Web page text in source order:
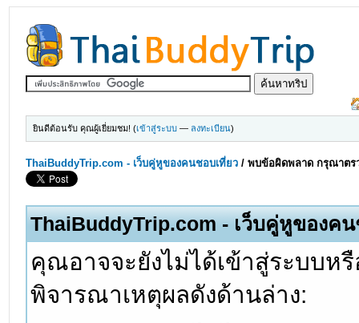
ยินดีต้อนรับ คุณผู้เยี่ยมชม! (เข้าสู่ระบบ — ลงทะเบียน)
ThaiBuddyTrip.com - เว็บคู่หูของคนชอบเที่ยว /พบข้อผิดพลาด กรุณาตร
ThaiBuddyTrip.com - เว็บคู่หูของค
คุณอาจจะยังไม่ได้เข้าสู่ระบบ
พิจารณาเหตุผลดังด้านล่าง: